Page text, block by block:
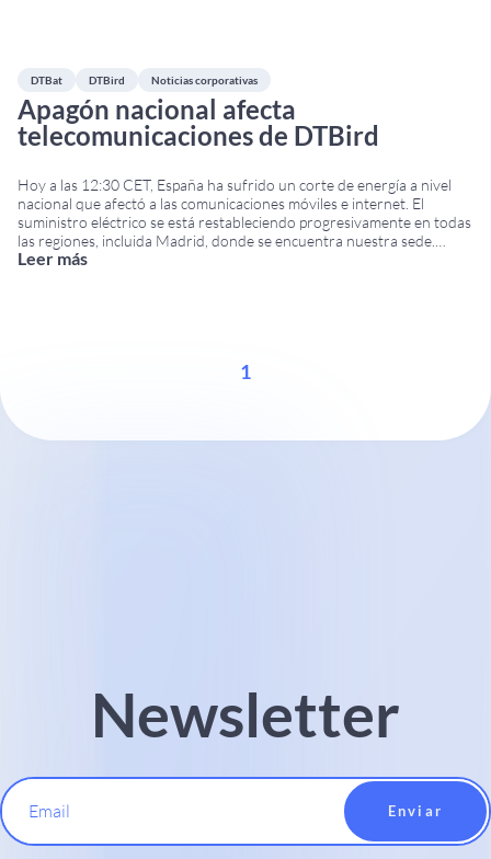
DTBat DTBird Noticias corporativas
Apagón nacional afecta
telecomunicaciones de DTBird
Hoy a las 12:30 CET, España ha sufrido un corte de energía a nivel
nacional que afectó a las comunicaciones móviles e internet. El
suministro eléctrico se está restableciendo progresivamente en todas
las regiones, incluida Madrid, donde se encuentra nuestra sede.
Impacto en las operaciones de DTBird & DTBat A pesar de este
Leer más
1
Newsletter
Email